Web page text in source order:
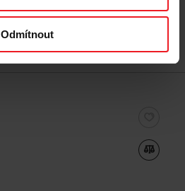
Odmítnout
Přidat do košíku